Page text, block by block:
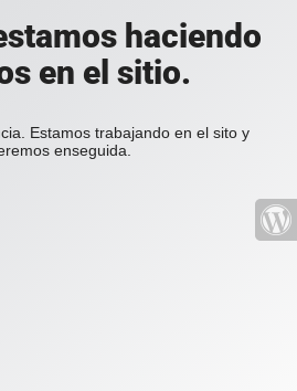
haciendo
en el sitio.
Estamos trabajando en el sito y
enseguida.